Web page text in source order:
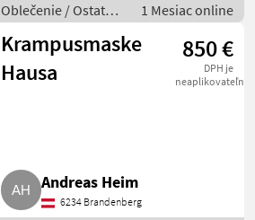
Oblečenie / Ostatné
oblečenie
1 Mesiac online
Krampusmaske
Hausa
850 €
DPH je
neaplikovateľné
Andreas Heim
6234 Brandenberg